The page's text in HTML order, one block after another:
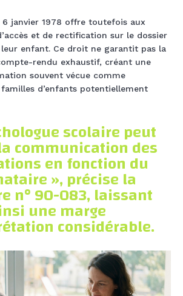
6 janvier 1978 offre toutefois aux
et de rectification sur le dossier
enfant. Ce droit ne garantit pas la
rendu exhaustif, créant une
souvent vécue comme
d’enfants potentiellement
scolaire peut
communication des
en fonction du
», précise la
n° 90-083, laissant
une marge
considérable.